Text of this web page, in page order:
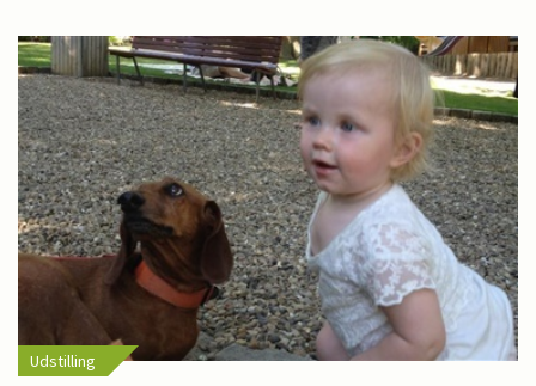
Udstilling